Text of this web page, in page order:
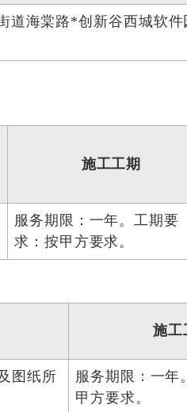
道海棠路*创新谷西城软
施工工期
服务期限：一年。工期要
求：按甲方要求。
施工
图纸所
服务期限：一年
甲方要求。